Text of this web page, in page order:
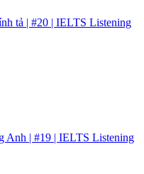
tả | #20 | IELTS Listening
Anh | #19 | IELTS Listening